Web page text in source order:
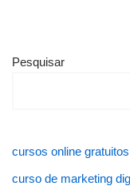
Pesquisar
cursos online
curso de marketing